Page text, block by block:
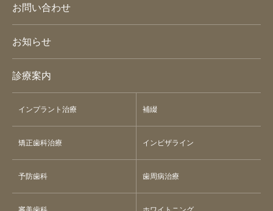
お問い合わせ
お知らせ
診療案内
インプラント治療 補綴
矯正歯科治療 インビザライン
予防歯科 歯周病治療